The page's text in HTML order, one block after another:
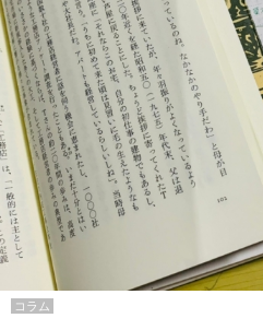
コラム